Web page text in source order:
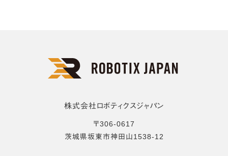
株式会社ロボティクスジャパン
〒306-0617
茨城県坂東市神田山1538-12